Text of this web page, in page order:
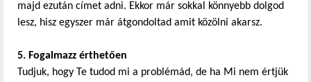
majd ezután címet adni. Ekkor már sokkal könnyebb dolgod
lesz, hisz egyszer már átgondoltad amit közölni akarsz.
5. Fogalmazz érthetően
Tudjuk, hogy Te tudod mi a problémád, de ha Mi nem értjük